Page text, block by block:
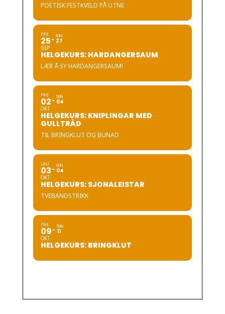
POETISK FESTKVELD PÅ UTNE
FRE
25
SEP
SUN
27
HELGEKURS: HARDANGERSAUM
LÆR Å SY HARDANGERSAUM!
FRE
02
OKT
SUN
04
HELGEKURS: KNIPLINGAR MED
GULLTRÅD
TIL BRINGKLUT OG BUNAD
LAU
03
OKT
SUN
04
HELGEKURS: SJONALEISTAR
TVEBANDSTRIKK
FRE
09
OKT
SUN
11
HELGEKURS: BRINGKLUT